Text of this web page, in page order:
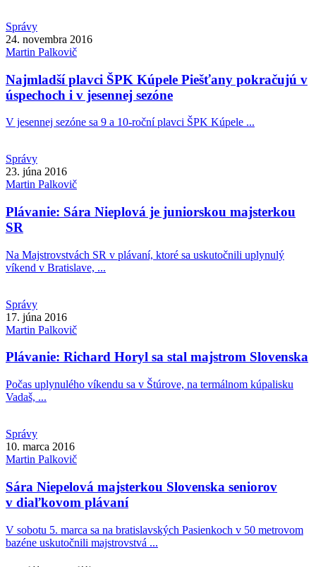
Správy
24. novembra 2016
Martin Palkovič
Najmladší plavci ŠPK Kúpele Piešťany pokračujú v
úspechoch i v jesennej sezóne
V jesennej sezóne sa 9 a 10-roční plavci ŠPK Kúpele ...
Správy
23. júna 2016
Martin Palkovič
Plávanie: Sára Nieplová je juniorskou majsterkou
SR
Na Majstrovstvách SR v plávaní, ktoré sa uskutočnili uplynulý
víkend v Bratislave, ...
Správy
17. júna 2016
Martin Palkovič
Plávanie: Richard Horyl sa stal majstrom Slovenska
Počas uplynulého víkendu sa v Štúrove, na termálnom kúpalisku
Vadaš, ...
Správy
10. marca 2016
Martin Palkovič
Sára Niepelová majsterkou Slovenska seniorov
v diaľkovom plávaní
V sobotu 5. marca sa na bratislavských Pasienkoch v 50 metrovom
bazéne uskutočnili majstrovstvá ...